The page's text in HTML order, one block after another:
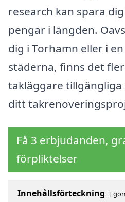
research kan spara
pengar i längden.
dig i Torhamn eller i
städerna, finns det
takläggare
ditt
Få 3 erbjudanden,
förpliktelser
Innehållsförteckning